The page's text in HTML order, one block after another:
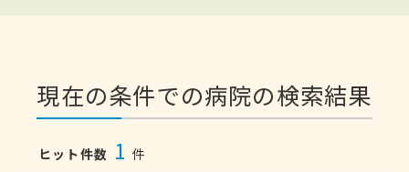
現在の条件での病院の検索結果
ヒット件数 1 件